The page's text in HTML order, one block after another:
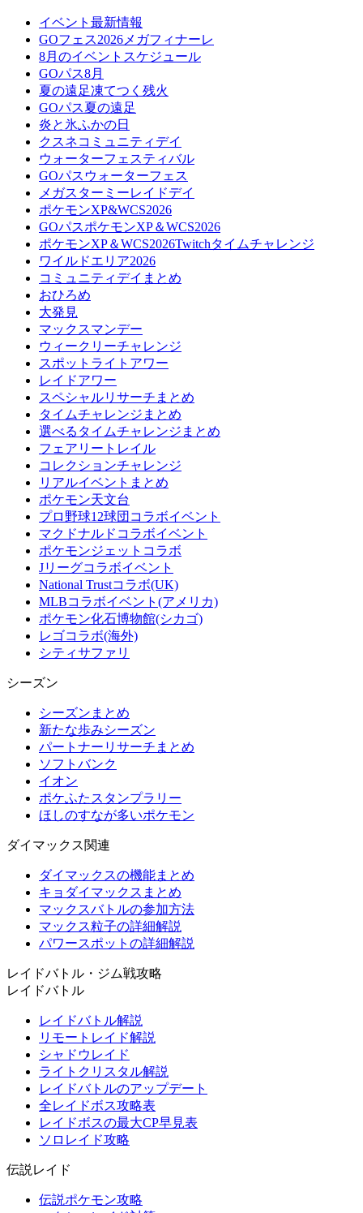
イベント最新情報
GOフェス2026メガフィナーレ
8月のイベントスケジュール
GOパス8月
夏の遠足凍てつく残火
GOパス夏の遠足
炎と氷ふかの日
クスネコミュニティデイ
ウォーターフェスティバル
GOパスウォーターフェス
メガスターミーレイドデイ
ポケモンXP&WCS2026
GOパスポケモンXP＆WCS2026
ポケモンXP＆WCS2026Twitchタイムチャレンジ
ワイルドエリア2026
コミュニティデイまとめ
おひろめ
大発見
マックスマンデー
ウィークリーチャレンジ
スポットライトアワー
レイドアワー
スペシャルリサーチまとめ
タイムチャレンジまとめ
選べるタイムチャレンジまとめ
フェアリートレイル
コレクションチャレンジ
リアルイベントまとめ
ポケモン天文台
プロ野球12球団コラボイベント
マクドナルドコラボイベント
ポケモンジェットコラボ
Jリーグコラボイベント
National Trustコラボ(UK)
MLBコラボイベント(アメリカ)
ポケモン化石博物館(シカゴ)
レゴコラボ(海外)
シティサファリ
シーズン
シーズンまとめ
新たな歩みシーズン
パートナーリサーチまとめ
ソフトバンク
イオン
ポケふたスタンプラリー
ほしのすなが多いポケモン
ダイマックス関連
ダイマックスの機能まとめ
キョダイマックスまとめ
マックスバトルの参加方法
マックス粒子の詳細解説
パワースポットの詳細解説
レイドバトル・ジム戦攻略
レイドバトル
レイドバトル解説
リモートレイド解説
シャドウレイド
ライトクリスタル解説
レイドバトルのアップデート
全レイドボス攻略表
レイドボスの最大CP早見表
ソロレイド攻略
伝説レイド
伝説ポケモン攻略